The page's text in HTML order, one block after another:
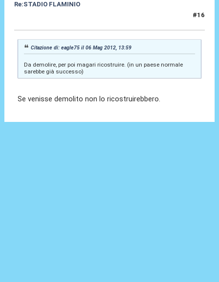
Re:STADIO FLAMINIO
#16
Citazione di: eagle75 il 06 Mag 2012, 13:59
Da demolire, per poi magari ricostruire. (in un paese normale
sarebbe già successo)
Se venisse demolito non lo ricostruirebbero.